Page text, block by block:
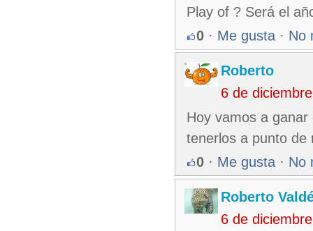
Play of ? Será el
0 · Me gusta · No
Roberto
6 de
Hoy vamos a
tenerlos a punto de
0 · Me gusta · No
Roberto
6 de